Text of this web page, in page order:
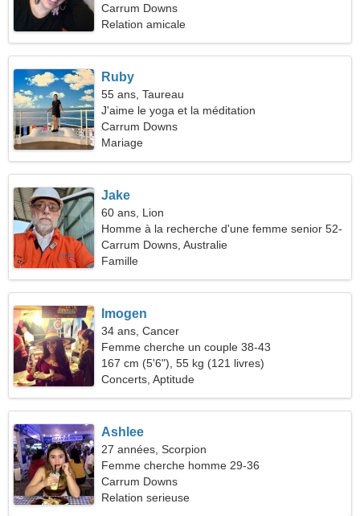
la randonnée ensemble
Carrum Downs
Relation amicale
Ruby
55 ans, Taureau
J'aime le yoga et la méditation
Carrum Downs
Mariage
Jake
60 ans, Lion
Homme à la recherche d'une femme senior 52-
56
Carrum Downs, Australie
Famille
Imogen
34 ans, Cancer
Femme cherche un couple 38-43
167 cm (5'6"), 55 kg (121 livres)
Concerts, Aptitude
Ashlee
27 années, Scorpion
Femme cherche homme 29-36
Carrum Downs
Relation serieuse